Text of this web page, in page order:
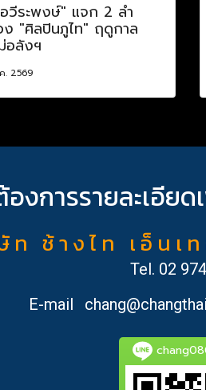
วีระพงษ์" แจก 2 ลำ
ง "ศิลปินภูไท" ฤดูกาล
อลังฯ
. 2569
งการรายละเอีย
ท ช้ า ง ไ ท เ อ็ น เ
Tel. 02
E-mail